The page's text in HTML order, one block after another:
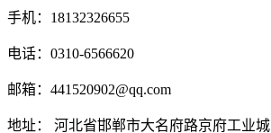
手机：18132326655
电话：0310-6566620
邮箱：441520902@qq.com
地址： 河北省邯郸市大名府路京府工业城